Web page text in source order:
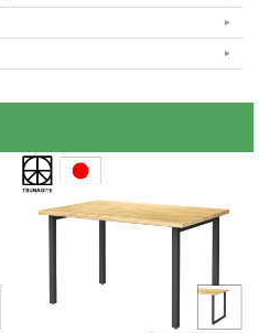
床の状況によりテーブルがぐらつく場